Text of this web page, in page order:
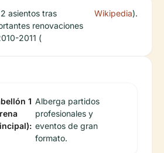
asientos tras
renovaciones
2011 (
Wikipedia).
1 Alberga partidos
profesionales y
eventos de gran
formato.